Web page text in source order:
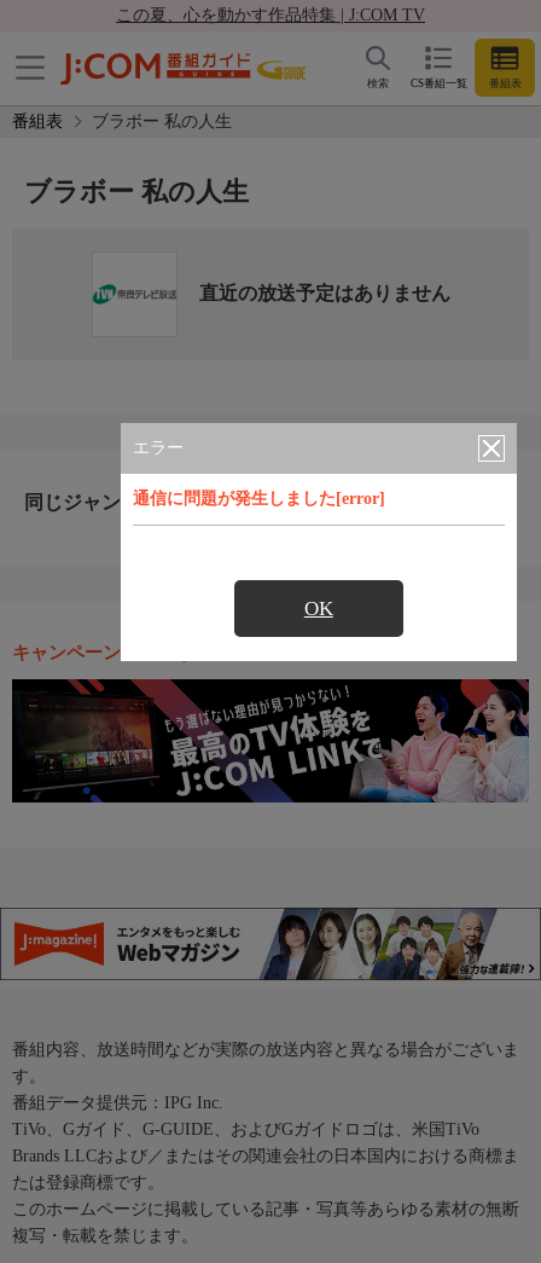
この夏、心を動かす作品特集 | J:COM TV
CS番組一覧 番組表
検索
番組表 ブラボー 私の人生
エラー
通信に問題が発生しました[error]
OK
ブラボー 私の人生
直近の放送予定はありません
同じジャンルのおすすめ番組
キャンペーン・お得な情報
番組内容、放送時間などが実際の放送内容と異なる場合がございま
す。
番組データ提供元：IPG Inc.
TiVo、Gガイド、G-GUIDE、およびGガイドロゴは、米国TiVo
Brands LLCおよび／またはその関連会社の日本国内における商標ま
たは登録商標です。
このホームページに掲載している記事・写真等あらゆる素材の無断
複写・転載を禁じます。